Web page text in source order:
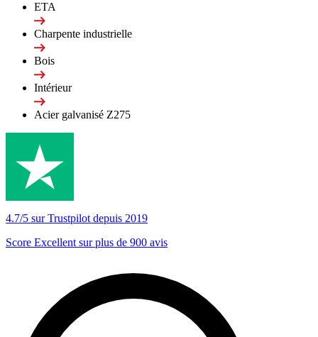
ETA
Charpente industrielle
Bois
Intérieur
Acier galvanisé Z275
4.7/5 sur Trustpilot depuis 2019
Score Excellent sur plus de 900 avis